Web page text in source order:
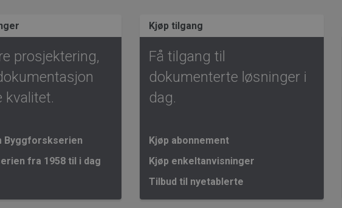
prosjektering,
kvalitet.
Byggforskserien
fra 1958 til i dag
Kjøp tilgang
Få tilgang til
dokumenterte løsninger i
dag.
Kjøp abonnement
Kjøp enkeltanvisninger
Tilbud til nyetablerte